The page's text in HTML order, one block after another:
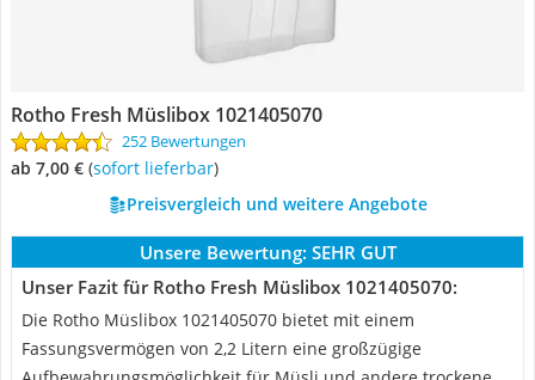
Rotho Fresh Müslibox 1021405070
252 Bewertungen
ab 7,00 € ( Sofort lieferbar)
Preisvergleich und weitere Angebote
Unsere Bewertung: SEHR GUT
Unser Fazit für Rotho Fresh Müslibox 1021405070:
Die Rotho Müslibox 1021405070 bietet mit einem
Fassungsvermögen von 2,2 Litern eine großzügige